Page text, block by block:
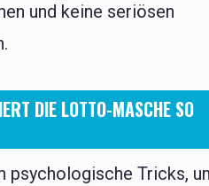
und keine seriösen
DIE LOTTO-MASCHE SO
psychologische Tricks,